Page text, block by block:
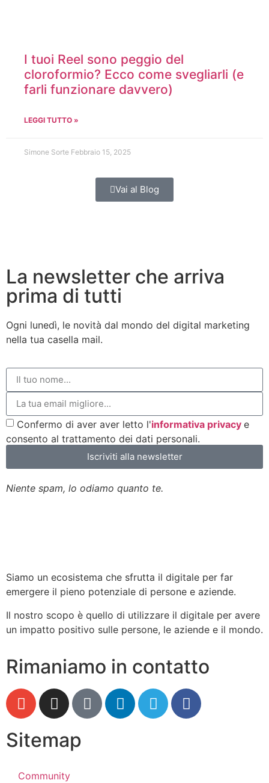
I tuoi Reel sono peggio del
cloroformio? Ecco come svegliarli (e
farli funzionare davvero)
LEGGI TUTTO »
Simone Sorte Febbraio 15, 2025
Vai al Blog
La newsletter che arriva
prima di tutti
Ogni lunedì, le novità dal mondo del digital marketing
nella tua casella mail.
Confermo di aver aver letto l'informativa privacy e
consento al trattamento dei dati personali.
Iscriviti alla newsletter
Niente spam, lo odiamo quanto te.
Siamo un ecosistema che sfrutta il digitale per far
emergere il pieno potenziale di persone e aziende.
Il nostro scopo è quello di utilizzare il digitale per avere
un impatto positivo sulle persone, le aziende e il mondo.
Rimaniamo in contatto
Sitemap
Community